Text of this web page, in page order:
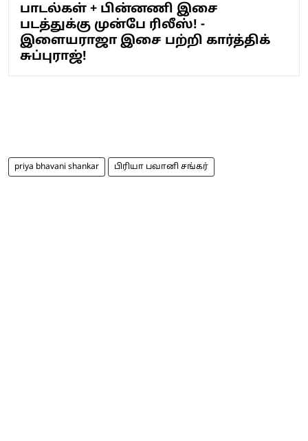
பாடல்கள் + பின்னணி இசை
படத்துக்கு முன்பே ரிலீஸ்! -
இளையராஜா இசை பற்றி கார்த்திக்
சுப்புராஜ்!
priya bhavani shankar பிரியா பவானி சங்கர்